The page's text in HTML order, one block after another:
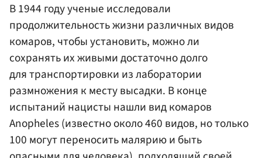
В 1944 году ученые исследовали
продолжительность жизни различных видов
комаров, чтобы установить, можно ли
сохранять их живыми достаточно долго
для транспортировки из лаборатории
размножения к месту высадки. В конце
испытаний нацисты нашли вид комаров
Anopheles (известно около 460 видов, но только
100 могут переносить малярию и быть